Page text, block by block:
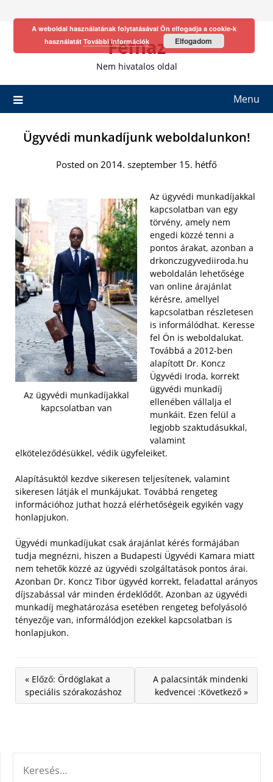
Fefhaz
Nem hivatalos oldal
Menu
Ügyvédi munkadíjunk weboldalunkon!
Posted on 2014. szeptember 15. hétfő
Az ügyvédi munkadíjakkal
kapcsolatban van
Az ügyvédi munkadíjakkal
kapcsolatban van egy
törvény, amely nem
engedi közzé tenni a
pontos árakat, azonban a
drkonczugyvediiroda.hu
weboldalán lehetősége
van online árajánlat
kérésre, amellyel
kapcsolatban részletesen
is informálódhat. Keresse
fel Ön is weboldalukat.
Továbbá a 2012-ben
alapított Dr. Koncz
Ügyvédi Iroda, korrekt
ügyvédi munkadíj
ellenében vállalja el
munkáit. Ezen felül a
legjobb szaktudásukkal,
valamint
elköteleződésükkel, védik ügyfeleiket.
Alapításuktól kezdve sikeresen teljesítenek, valamint
sikeresen látják el munkájukat. Továbbá rengeteg
információhoz juthat hozzá elérhetőségeik egyikén vagy
honlapjukon.
Ügyvédi munkadíjukat csak árajánlat kérés formájában
tudja megnézni, hiszen a Budapesti Ügyvédi Kamara miatt
nem tehetők közzé az ügyvédi szolgáltatások pontos árai.
Azonban Dr. Koncz Tibor ügyvéd korrekt, feladattal arányos
díjszabással vár minden érdeklődőt. Azonban az ügyvédi
munkadíj meghatározása esetében rengeteg befolyásoló
tényezője van, informálódjon ezekkel kapcsolatban is
honlapjukon.
« Előző: Ördöglakat a
speciális szórakozáshoz
A palacsinták mindenki
kedvencei :Következő »
A weboldal használatának folytatásával Ön elfogadja a cookie-k
használatát További információk Elfogadom